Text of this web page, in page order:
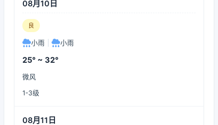
08月10日
良
小雨 小雨
25° ~ 32°
微风
1-3级
08月11日